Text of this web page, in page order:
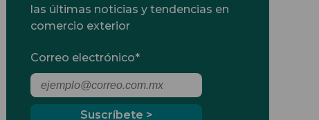
las últimas noticias y tendencias en
comercio exterior
Correo electrónico*